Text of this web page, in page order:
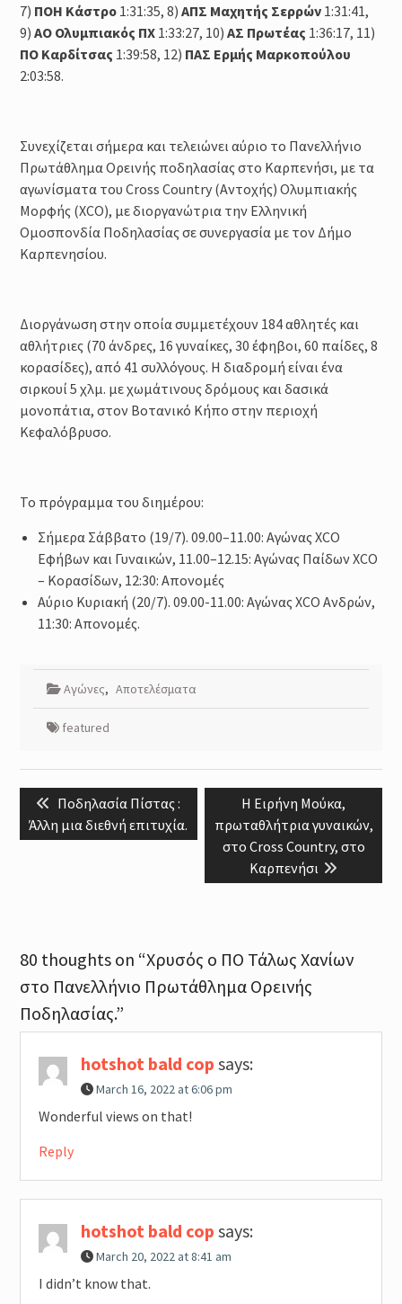
7) ΠΟΗ Κάστρο1:31:35, 8) ΑΠΣ Μαχητής Σερρών1:31:41,
9) ΑΟ Ολυμπιακός ΠΧ1:33:27, 10) ΑΣ Πρωτέας 1:36:17, 11)
ΠΟ Καρδίτσας 1:39:58, 12) ΠΑΣ Ερμής Μαρκοπούλου
2:03:58.
Συνεχίζεται σήμερα και τελειώνει αύριο το Πανελλήνιο
Πρωτάθλημα Ορεινής ποδηλασίας στο Καρπενήσι, με τα
αγωνίσματα του Cross Country (Αντοχής) Ολυμπιακής
Μορφής (XCO), με διοργανώτρια την Ελληνική
Ομοσπονδία Ποδηλασίας σε συνεργασία µε τον Δήμο
Καρπενησίου.
Διοργάνωση στην οποία συμμετέχουν 184 αθλητές και
αθλήτριες (70 άνδρες, 16 γυναίκες, 30 έφηβοι, 60 παίδες, 8
κορασίδες), από 41 συλλόγους. Η διαδρομή είναι ένα
σιρκουί 5 χλµ. µε χωμάτινους δρόμους και δασικά
μονοπάτια, στον Βοτανικό Κήπο στην περιοχή
Κεφαλόβρυσο.
Το πρόγραμμα του διημέρου:
Σήμερα Σάββατο (19/7). 09.00–11.00: Αγώνας XCO
Εφήβων και Γυναικών, 11.00–12.15: Αγώνας Παίδων XCO
– Κορασίδων, 12:30: Απονομές
Αύριο Κυριακή (20/7). 09.00-11.00: Αγώνας XCO Ανδρών,
11:30: Απονομές.
Αγώνες, Αποτελέσματα
featured
navigation
Previous
post:
Ποδηλασία Πίστας :
Άλλη μια διεθνή επιτυχία.
Next
post:
Η Ειρήνη Μούκα,
πρωταθλήτρια γυναικών,
στο Cross Country, στο
Καρπενήσι
80 thoughts on “Χρυσός ο ΠΟ Τάλως Χανίων
στο Πανελλήνιο Πρωτάθλημα Ορεινής
Ποδηλασίας.”
hotshot bald cop says:
March 16, 2022 at 6:06 pm
Wonderful views on that!
Reply
hotshot bald cop says:
March 20, 2022 at 8:41 am
I didn’t know that.